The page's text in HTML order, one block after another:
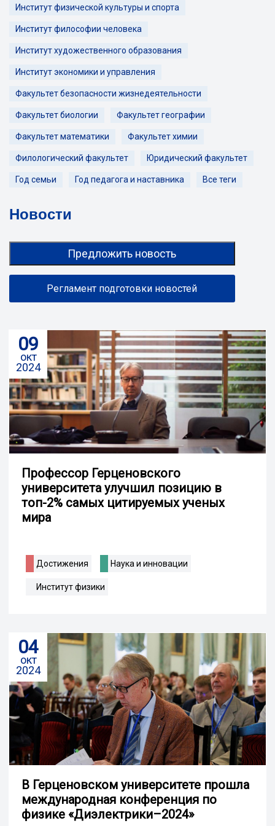
Институт физической культуры и спорта
Институт философии человека
Институт художественного образования
Институт экономики и управления
Факультет безопасности жизнедеятельности
Факультет биологии Факультет географии
Факультет математики Факультет химии
Филологический факультет Юридический факультет
Год семьи Год педагога и наставника Все теги
Новости
09
окт
2024
Профессор Герценовского
университета улучшил позицию в
топ-2% самых цитируемых ученых
мира
Достижения Наука и инновации
Институт физики
Предложить новость
Регламент подготовки новостей
04
окт
2024
В Герценовском университете прошла
международная конференция по
физике «Диэлектрики–2024»